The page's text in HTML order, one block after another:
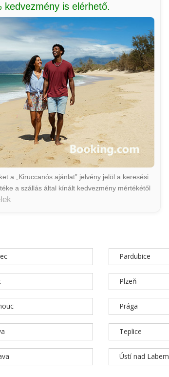
kedvezmény is elérhető.
a „Kiruccanós ajánlat” jelvény jelöl a keresési
a szállás által kínált kedvezmény mértékétől
Pardubice
Plzeň
Prága
Teplice
Ústí nad Labem